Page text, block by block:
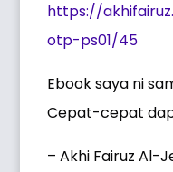
https://
otp-ps01/45
Ebook saya ni
Cepat-cepat
– Akhi Fairuz Al-